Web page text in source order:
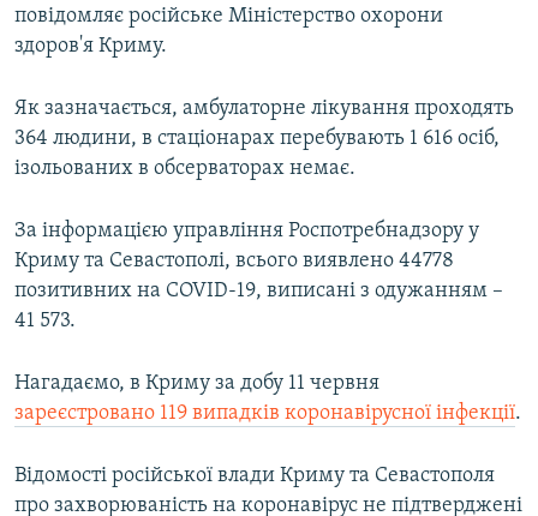
Усі сайти RFE/RL
повідомляє російське Міністерство охорони
здоров'я Криму.
Як зазначається, амбулаторне лікування проходять
364 людини, в стаціонарах перебувають 1 616 осіб,
ізольованих в обсерваторах немає.
За інформацією управління Роспотребнадзору у
Криму та Севастополі, всього виявлено 44778
позитивних на COVID-19, виписані з одужанням –
41 573.
Нагадаємо, в Криму за добу 11 червня
зареєстровано 119 випадків коронавірусної інфекції.
Відомості російської влади Криму та Севастополя
про захворюваність на коронавірус не підтверджені